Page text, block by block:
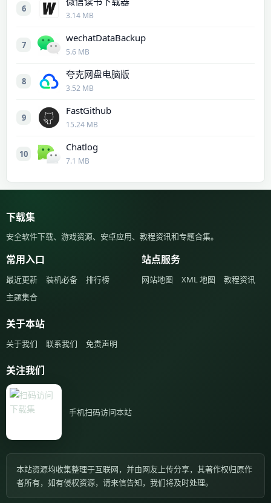
6
3.14 MB
7
wechatDataBackup
5.6 MB
8
夸克网盘电脑版
3.52 MB
9
FastGithub
15.24 MB
10
Chatlog
7.1 MB
下载集
安全软件下载、游戏资源、安卓应用、教程资讯和专题合集。
常用入口
最近更新 装机必备
排行榜
主题集合
站点服务
网站地图 XML 地图 教程资讯
关于本站
关于我们 联系我们 免责声明
关注我们
手机扫码访问本站
本站资源均收集整理于互联网，并由网友上传分享，其著作权归原作
者所有，如有侵权资源，请来信告知，我们将及时处理。